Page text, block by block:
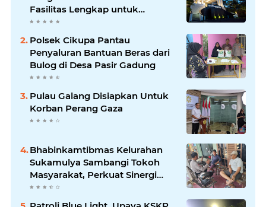
Fasilitas Lengkap untuk
Kenyamanan Tamu
Polsek Cikupa Pantau
Penyaluran Bantuan Beras dari
Bulog di Desa Pasir Gadung
Pulau Galang Disiapkan Untuk
Korban Perang Gaza
Bhabinkamtibmas Kelurahan
Sukamulya Sambangi Tokoh
Masyarakat, Perkuat Sinergi
Jaga Kamtibmas